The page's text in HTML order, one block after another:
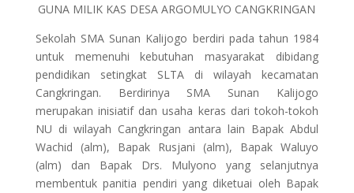
GUNA MILIK KAS DESA ARGOMULYO CANGKRINGAN
Sekolah SMA Sunan Kalijogo berdiri pada tahun 1984
untuk memenuhi kebutuhan masyarakat dibidang
pendidikan setingkat SLTA di wilayah kecamatan
Cangkringan. Berdirinya SMA Sunan Kalijogo
merupakan inisiatif dan usaha keras dari tokoh-tokoh
NU di wilayah Cangkringan antara lain Bapak Abdul
Wachid (alm), Bapak Rusjani (alm), Bapak Waluyo
(alm) dan Bapak Drs. Mulyono yang selanjutnya
membentuk panitia pendiri yang diketuai oleh Bapak